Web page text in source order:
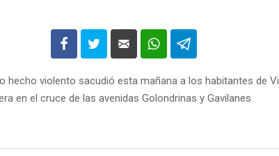
hecho violento sacudió esta mañana a los habitantes de
en el cruce de las avenidas Golondrinas y Gavilanes.